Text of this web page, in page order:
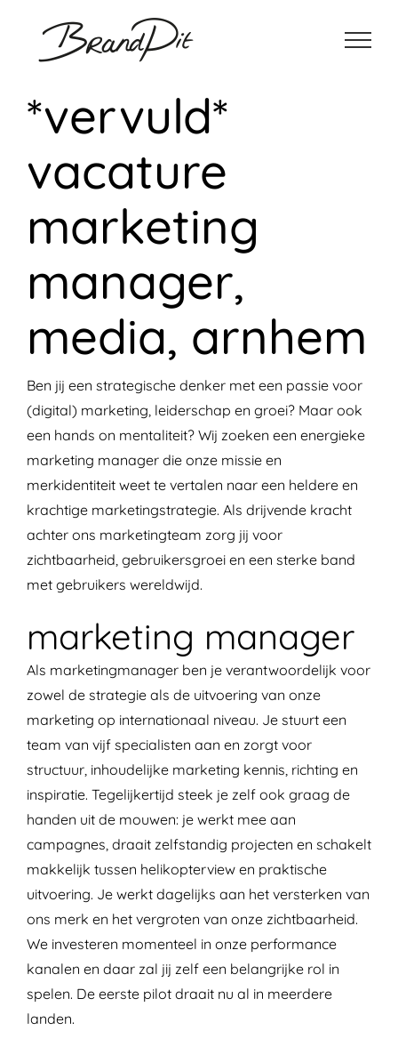
inhoud
*vervuld*
vacature
marketing
manager,
media, arnhem
Ben jij een strategische denker met een passie voor
(digital) marketing, leiderschap en groei? Maar ook
een hands on mentaliteit? Wij zoeken een energieke
marketing manager die onze missie en
merkidentiteit weet te vertalen naar een heldere en
krachtige marketingstrategie. Als drijvende kracht
achter ons marketingteam zorg jij voor
zichtbaarheid, gebruikersgroei en een sterke band
met gebruikers wereldwijd.
marketing manager
Als marketingmanager ben je verantwoordelijk voor
zowel de strategie als de uitvoering van onze
marketing op internationaal niveau. Je stuurt een
team van vijf specialisten aan en zorgt voor
structuur, inhoudelijke marketing kennis, richting en
inspiratie. Tegelijkertijd steek je zelf ook graag de
handen uit de mouwen: je werkt mee aan
campagnes, draait zelfstandig projecten en schakelt
makkelijk tussen helikopterview en praktische
uitvoering. Je werkt dagelijks aan het versterken van
ons merk en het vergroten van onze zichtbaarheid.
We investeren momenteel in onze performance
kanalen en daar zal jij zelf een belangrijke rol in
spelen. De eerste pilot draait nu al in meerdere
landen.